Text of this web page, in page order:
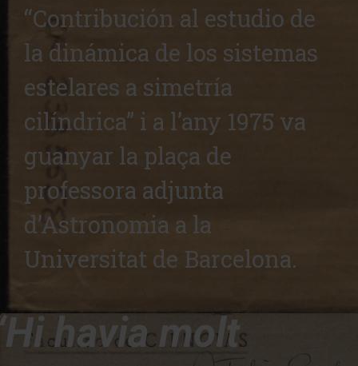
“Contribución al estudio de
la dinámica de los sistemas
estelares a simetría
cilíndrica” i a l’any 1975 va
guanyar la plaça de
professora adjunta
d’Astronomia a la
Universitat de Barcelona.
havia molt